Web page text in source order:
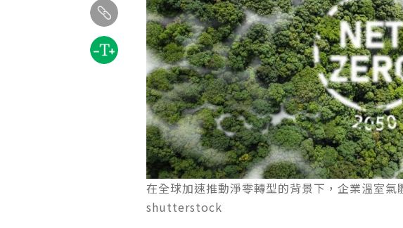
在全球加速推動淨零轉型的背景下，企業溫室
shutterstock